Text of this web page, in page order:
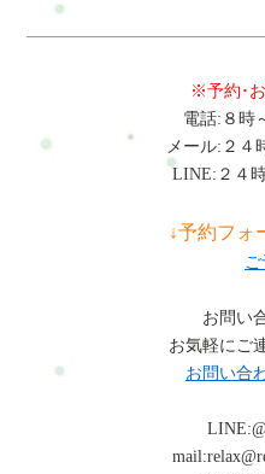
※予約･
電話:８時
メール:２４
LINE:２４
↓予約フォ
ご
お問い
お気軽にご
お問い合